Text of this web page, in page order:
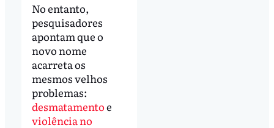
No entanto,
pesquisadores
apontam que o
novo nome
acarreta os
mesmos velhos
problemas:
desmatamentoe
violência no